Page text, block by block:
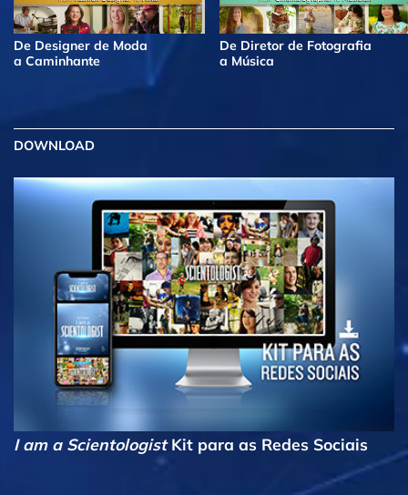
De Designer de Moda
a Caminhante
De Diretor de Fotografia
a Música
DOWNLOAD
I am a ScientologistKit para as Redes Sociais